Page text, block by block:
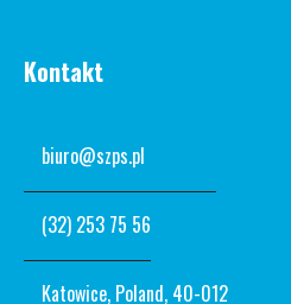
Kontakt
biuro@szps.pl
(32) 253 75 56
Katowice, Poland, 40-012